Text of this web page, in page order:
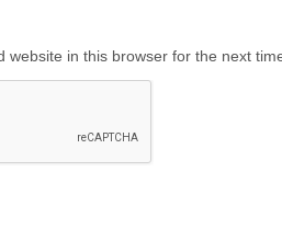
website in this browser for the next